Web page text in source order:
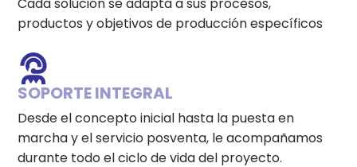
Cada solución se adapta a sus procesos,
productos y objetivos de producción específicos
SOPORTE INTEGRAL
Desde el concepto inicial hasta la puesta en
marcha y el servicio posventa, le acompañamos
durante todo el ciclo de vida del proyecto.